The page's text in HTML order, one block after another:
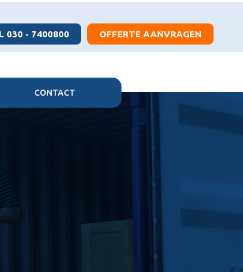
030 - 7400800 OFFERTE AANVRAGEN
CONTACT